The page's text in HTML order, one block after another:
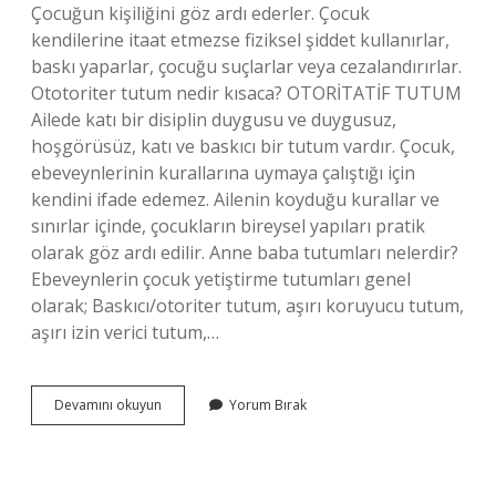
Çocuğun kişiliğini göz ardı ederler. Çocuk
kendilerine itaat etmezse fiziksel şiddet kullanırlar,
baskı yaparlar, çocuğu suçlarlar veya cezalandırırlar.
Ototoriter tutum nedir kısaca? OTORİTATİF TUTUM
Ailede katı bir disiplin duygusu ve duygusuz,
hoşgörüsüz, katı ve baskıcı bir tutum vardır. Çocuk,
ebeveynlerinin kurallarına uymaya çalıştığı için
kendini ifade edemez. Ailenin koyduğu kurallar ve
sınırlar içinde, çocukların bireysel yapıları pratik
olarak göz ardı edilir. Anne baba tutumları nelerdir?
Ebeveynlerin çocuk yetiştirme tutumları genel
olarak; Baskıcı/otoriter tutum, aşırı koruyucu tutum,
aşırı izin verici tutum,…
Devamını okuyun
Tutum
Yorum Bırak